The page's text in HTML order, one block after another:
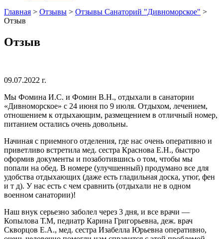
Главная > Отзывы > Отзывы Санаторий "Дивноморское" >
Отзыв
Отзыв
09.07.2022 г.
Мы Фомина И.С. и Фомин В.Н., отдыхали в санатории
«Дивноморское» с 24 июня по 9 июля. Отдыхом, лечением,
отношением к отдыхающим, размещением в отличный номер,
питанием остались очень довольны.
Начиная с приемного отделения, где нас очень оперативно и
приветливо встретила мед. сестра Краснова Е.Н., быстро
оформив документы и позаботившись о том, чтобы мы
попали на обед. В номере (улучшенный) продумано все для
удобства отдыхающих (даже есть гладильная доска, утюг, фен
и т д). У нас есть с чем сравнить (отдыхали не в одном
военном санатории)!
Наш внук серьезно заболел через 3 дня, и все врачи —
Копылова Т.М, педиатр Карина Григорьевна, деж. врач
Скворцов Е.А., мед. сестра Изабелла Юрьевна оперативно,